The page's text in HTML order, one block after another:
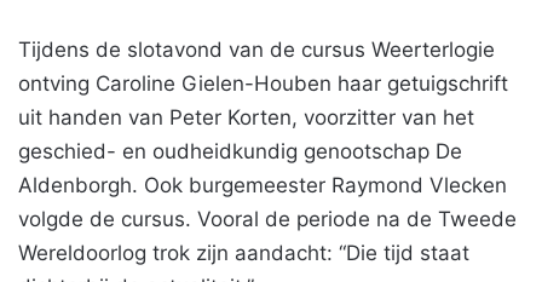
Tijdens de slotavond van de cursus Weerterlogie
ontving Caroline Gielen-Houben haar getuigschrift
uit handen van Peter Korten, voorzitter van het
geschied- en oudheidkundig genootschap De
Aldenborgh. Ook burgemeester Raymond Vlecken
volgde de cursus. Vooral de periode na de Tweede
Wereldoorlog trok zijn aandacht: “Die tijd staat